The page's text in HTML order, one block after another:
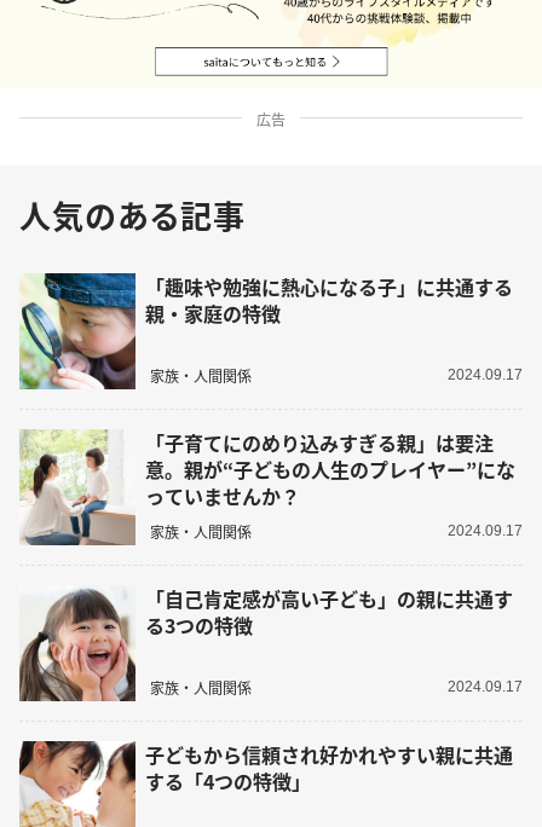
広告
人気のある記事
「趣味や勉強に熱心になる子」に共通する
親・家庭の特徴
家族・人間関係 2024.09.17
「子育てにのめり込みすぎる親」は要注
意。親が“子どもの人生のプレイヤー”にな
っていませんか？
家族・人間関係 2024.09.17
「自己肯定感が高い子ども」の親に共通す
る3つの特徴
家族・人間関係 2024.09.17
子どもから信頼され好かれやすい親に共通
する「4つの特徴」